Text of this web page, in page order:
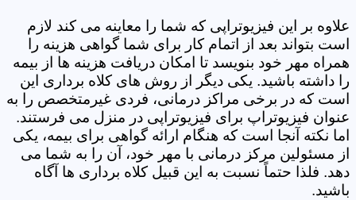
علاوه بر این فیزیوتراپی که شما را معاینه می کند لازم
است بتواند بعد از اتمام کار برای شما گواهی هزینه را
همراه مهر خود بنویسد تا امکان دریافت هزینه ها از بیمه
را داشته باشید. یکی دیگر از روش های کلاه برداری این
است که در برخی مراکز درمانی، فردی غیرمتخصص را به
عنوان فیزیوتراپ برای فیزیوتراپی در منزل می فرستند.
اما نکته آنجا است که هنگام ارائه گواهی برای بیمه، یکی
از مسئولین مرکز درمانی با مهر خود، آن را به شما می
دهد. فلذا حتماً نسبت به این قبیل کلاه برداری ها آگاه
باشید.